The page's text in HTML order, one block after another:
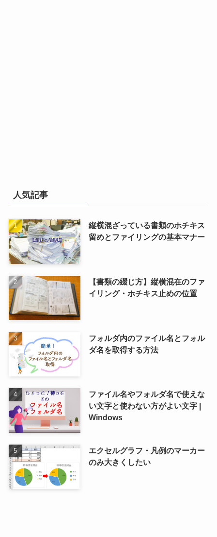
人気記事
縦横混ざっている書類のホチキス
留めとファイリングの基本マナー
【書類の綴じ方】縦横混在のファ
イリング・ホチキス止めの位置
フォルダ内のファイル名とフォル
ダ名を取得する方法
ファイル名やフォルダ名で使えな
い文字と使わない方がよい文字 |
Windows
エクセルグラフ・凡例のマーカー
のみ大きくしたい